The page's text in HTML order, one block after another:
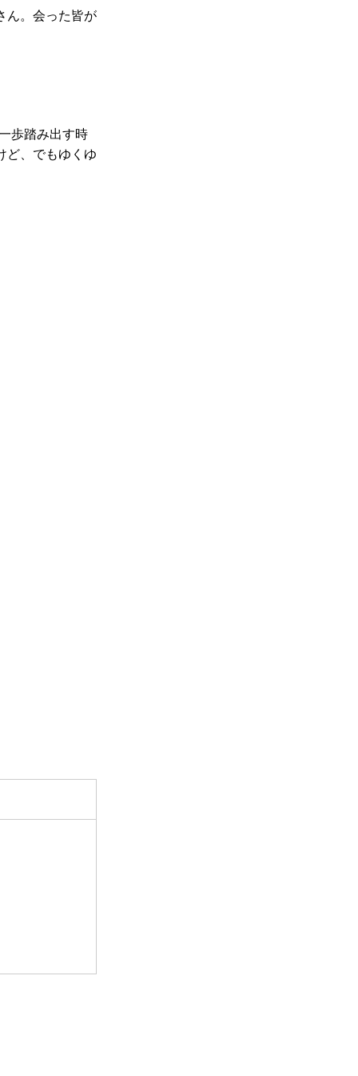
ん。会った皆が
歩踏み出す時
ど、でもゆくゆ